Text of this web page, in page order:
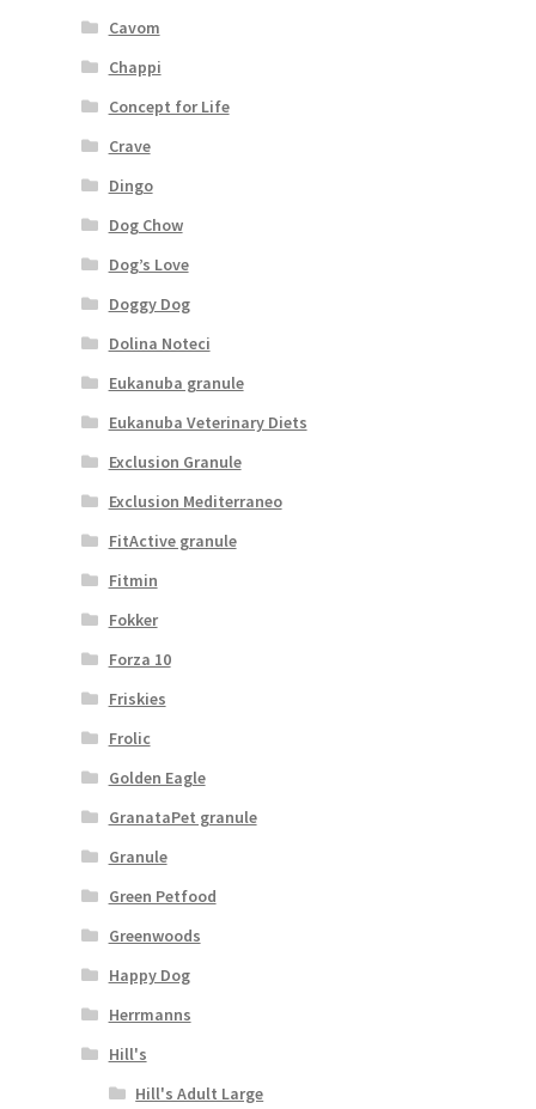
Cavom
Chappi
Concept for Life
Crave
Dingo
Dog Chow
Dog’s Love
Doggy Dog
Dolina Noteci
Eukanuba granule
Eukanuba Veterinary Diets
Exclusion Granule
Exclusion Mediterraneo
FitActive granule
Fitmin
Fokker
Forza 10
Friskies
Frolic
Golden Eagle
GranataPet granule
Granule
Green Petfood
Greenwoods
Happy Dog
Herrmanns
Hill's
Hill's Adult Large